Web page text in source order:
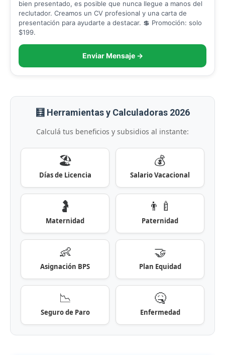
bien presentado, es posible que nunca llegue a manos del
reclutador. Creamos un CV profesional y una carta de
presentación para ayudarte a destacar. 💲 Promoción: solo
$199.
Enviar Mensaje →
🧮 Herramientas y Calculadoras 2026
Calculá tus beneficios y subsidios al instante:
🏖️
Días de Licencia
💰
Salario Vacacional
🤰
Maternidad
👨‍🍼
Paternidad
👶
Asignación BPS
🤝
Plan Equidad
📉
Seguro de Paro
🤒
Enfermedad